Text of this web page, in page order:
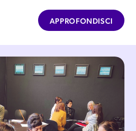
APPROFONDISCI